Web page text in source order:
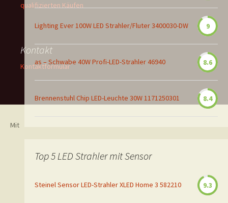
Lighting Ever 100W LED Strahler/Fluter 3400030-DW 9
as – Schwabe 40W Profi-LED-Strahler 46940 8.6
Brennenstuhl Chip LED-Leuchte 30W 1171250301 8.4
Top 5 LED Strahler mit Sensor
Steinel Sensor LED-Strahler XLED Home 3 582210 9.3
qualifizierten Käufen
Kontakt
Kontaktformular
Mit